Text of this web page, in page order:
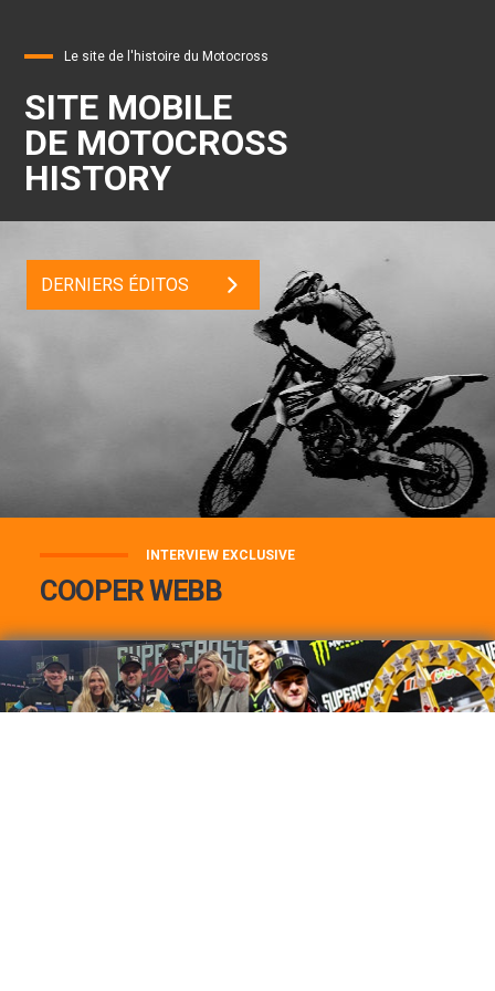
Le site de l'histoire du Motocross
SITE MOBILE
DE MOTOCROSS
HISTORY
DERNIERS ÉDITOS
INTERVIEW EXCLUSIVE
COOPER WEBB